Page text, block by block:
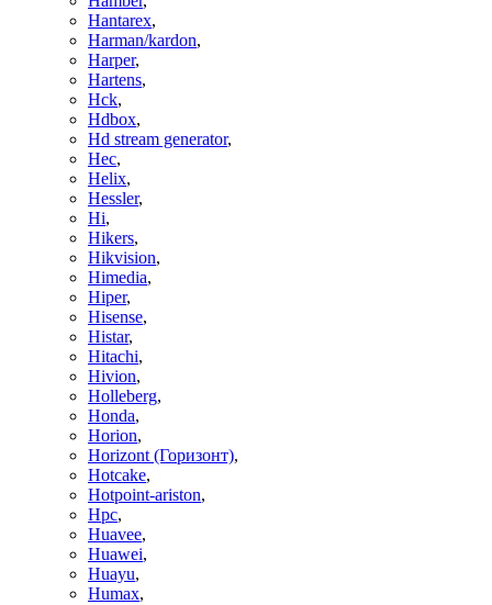
Hantarex,
Harman/kardon,
Harper,
Hartens,
Hck,
Hdbox,
Hd stream generator,
Hec,
Helix,
Hessler,
Hi,
Hikers,
Hikvision,
Himedia,
Hiper,
Hisense,
Histar,
Hitachi,
Hivion,
Holleberg,
Honda,
Horion,
Horizont (Горизонт),
Hotcake,
Hotpoint-ariston,
Hpc,
Huavee,
Huawei,
Huayu,
Humax,